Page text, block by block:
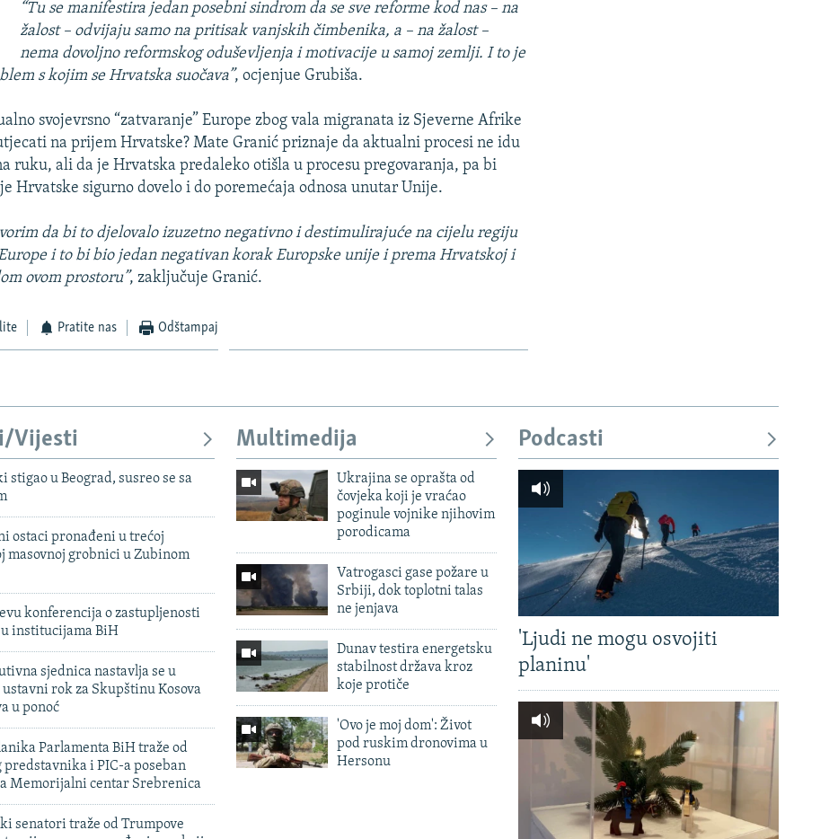
“Tu se manifestira jedan posebni sindrom da se sve reforme kod nas – na
žalost – odvijaju samo na pritisak vanjskih čimbenika, a – na žalost –
nema dovoljno reformskog oduševljenja i motivacije u samoj zemlji. I to je
s kojim se Hrvatska suočava”, ocjenjue Grubiša.
svojevrsno “zatvaranje” Europe zbog vala migranata iz Sjeverne Afrike
na prijem Hrvatske? Mate Granić priznaje da aktualni procesi ne idu
ruku, ali da je Hrvatska predaleko otišla u procesu pregovaranja, pa bi
Hrvatske sigurno dovelo i do poremećaja odnosa unutar Unije.
da bi to djelovalo izuzetno negativno i destimulirajuće na cijelu regiju
i to bi bio jedan negativan korak Europske unije i prema Hrvatskoj i
ovom prostoru”, zaključuje Granić.
Pratite nas Odštampaj
Vijesti
stigao u Beograd, susreo se sa
ostaci pronađeni u trećoj
masovnoj grobnici u Zubinom
konferencija o zastupljenosti
institucijama BiH
sjednica nastavlja se u
rok za Skupštinu Kosova
u ponoć
Parlamenta BiH traže od
predstavnika i PIC-a poseban
Memorijalni centar Srebrenica
senatori traže od Trumpove
Multimedija
Ukrajina se oprašta od
čovjeka koji je vraćao
poginule vojnike njihovim
porodicama
Vatrogasci gase požare u
Srbiji, dok toplotni talas
ne jenjava
Dunav testira energetsku
stabilnost država kroz
koje protiče
'Ovo je moj dom': Život
pod ruskim dronovima u
Hersonu
Podcasti
'Ljudi ne mogu osvojiti
planinu'